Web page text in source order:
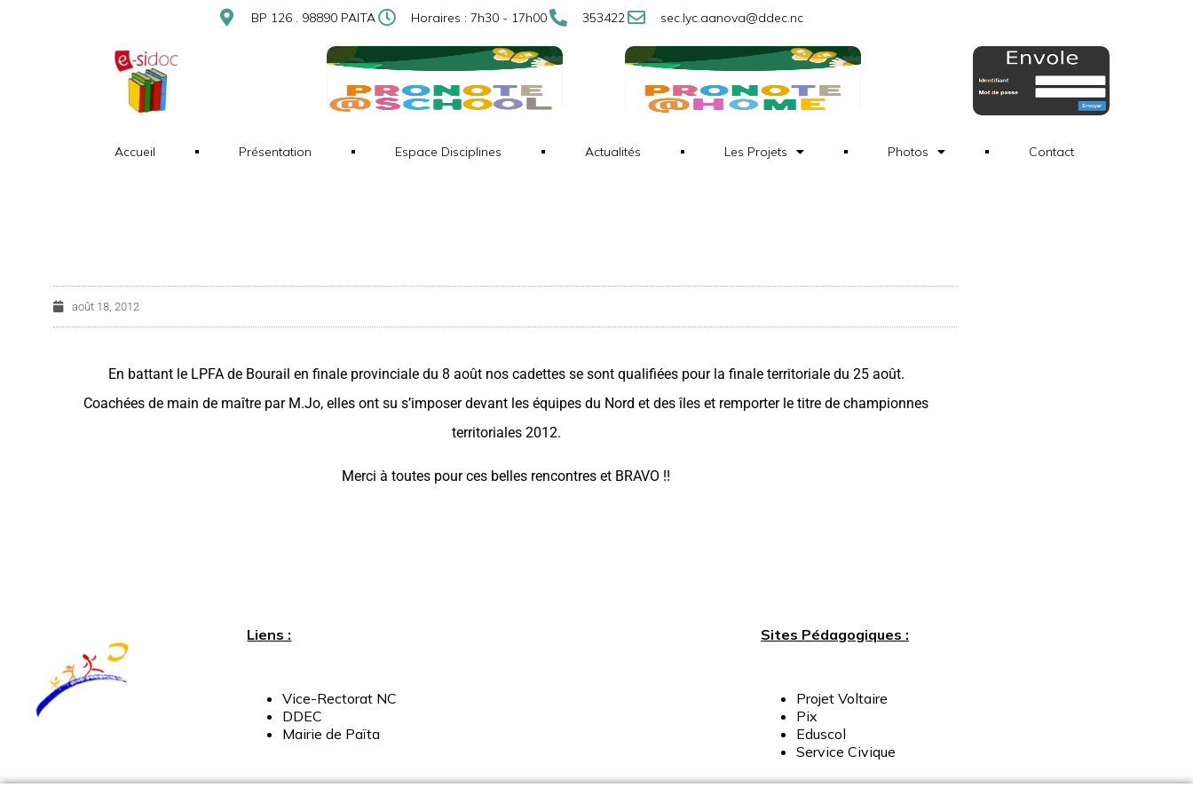
BP 126 . 98890 PAITA Horaires : 7h30 - 17h00 353422 sec.lyc.aanova@ddec.nc
Accueil Présentation Espace Disciplines Actualités Les Projets Photos Contact
août 18, 2012
En battant le LPFA de Bourail en finale provinciale du 8 août nos cadettes se sont qualifiées pour la finale territoriale du 25 août.
Coachées de main de maître par M.Jo, elles ont su s’imposer devant les équipes du Nord et des îles et remporter le titre de championnes
territoriales 2012.
Merci à toutes pour ces belles rencontres et BRAVO !!
Liens :
Vice-Rectorat NC
DDEC
Mairiede Païta
Sites Pédagogiques :
Projet Voltaire
Pix
Eduscol
Service Civique